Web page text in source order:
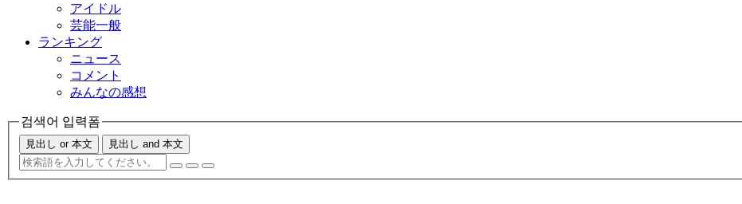
アイドル
芸能一般
ランキング
ニュース
コメント
みんなの感想
검색어 입력폼
見出し or 本文 見出し and 本文